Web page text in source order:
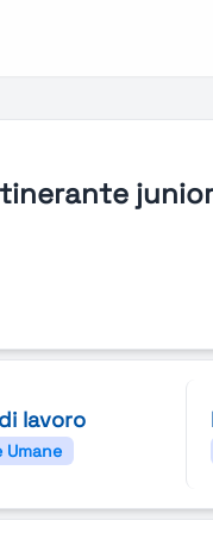
junior
lavoro
Umane